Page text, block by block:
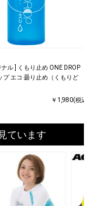
ナル ] くもり止め ONE DROP
プ エコ 曇り止め（くもりど
￥1,980(税込)
ています